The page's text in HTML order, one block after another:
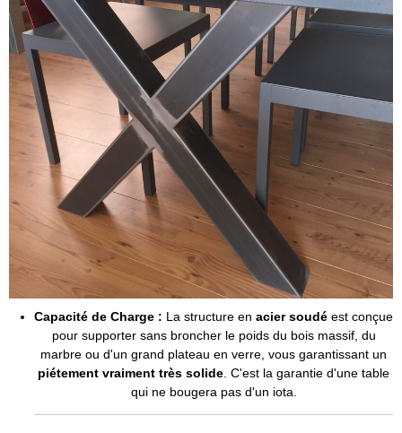
Capacité de Charge : La structure en acier soudé est conçue
pour supporter sans broncher le poids du bois massif, du
marbre ou d'un grand plateau en verre, vous garantissant un
piétement vraiment très solide. C'est la garantie d'une table
qui ne bougera pas d'un iota.